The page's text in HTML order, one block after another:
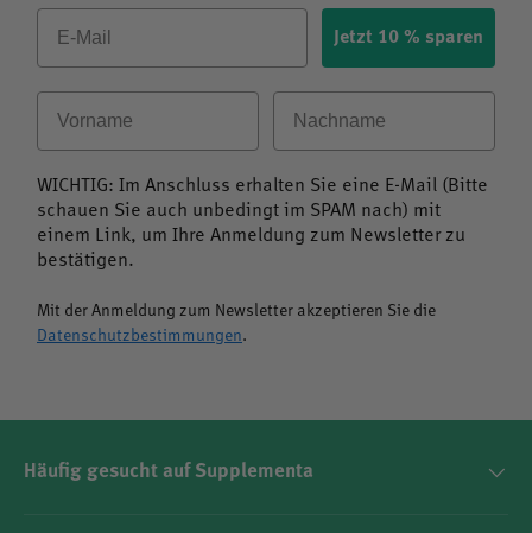
Email
Jetzt 10 % sparen
Vorname Nachname
WICHTIG: Im Anschluss erhalten Sie eine E-Mail (Bitte
schauen Sie auch unbedingt im SPAM nach) mit
einem Link, um Ihre Anmeldung zum Newsletter zu
bestätigen.
Mit der Anmeldung zum Newsletter akzeptieren Sie die
Datenschutzbestimmungen.
Häufig gesucht auf Supplementa